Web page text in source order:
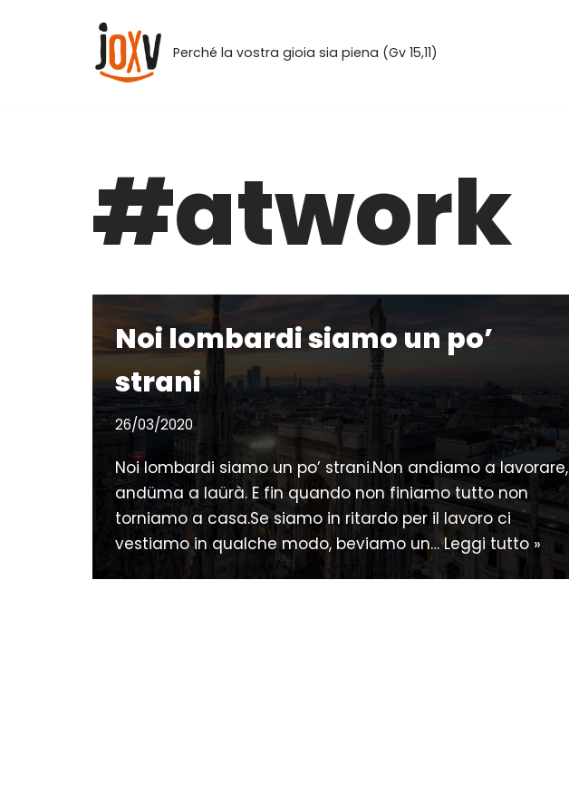
Perché la vostra gioia sia piena (Gv 15,11)
#atwork
Noi lombardi siamo un po’
strani
26/03/2020
Noi lombardi siamo un po’ strani.Non andiamo a lavorare,
andüma a laürà. E fin quando non finiamo tutto non
torniamo a casa.Se siamo in ritardo per il lavoro ci
vestiamo in qualche modo, beviamo un…Leggi tutto »